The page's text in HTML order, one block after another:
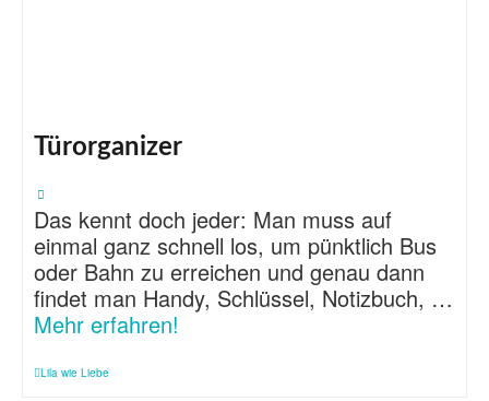
Türorganizer
Das kennt doch jeder: Man muss auf
einmal ganz schnell los, um pünktlich Bus
oder Bahn zu erreichen und genau dann
findet man Handy, Schlüssel, Notizbuch, …
Mehr erfahren!
Lila wie Liebe